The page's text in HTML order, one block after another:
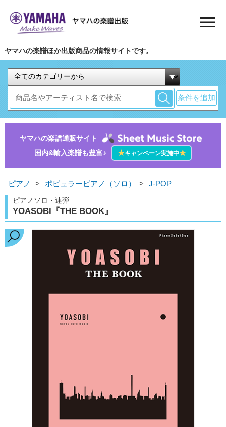
ヤマハの楽譜ほか出版商品の情報サイトです。
条件を追加
ヤマハの楽譜通販サイト
国内&輸入楽譜も豊富♪
★キャンペーン実施中★
ピアノ > ポピュラーピアノ（ソロ） > J-POP
ピアノソロ・連弾
YOASOBI『THE BOOK』